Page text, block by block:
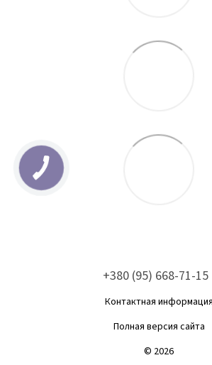
+380 (95) 668-71-15
Контактная информация
Полная версия сайта
© 2026